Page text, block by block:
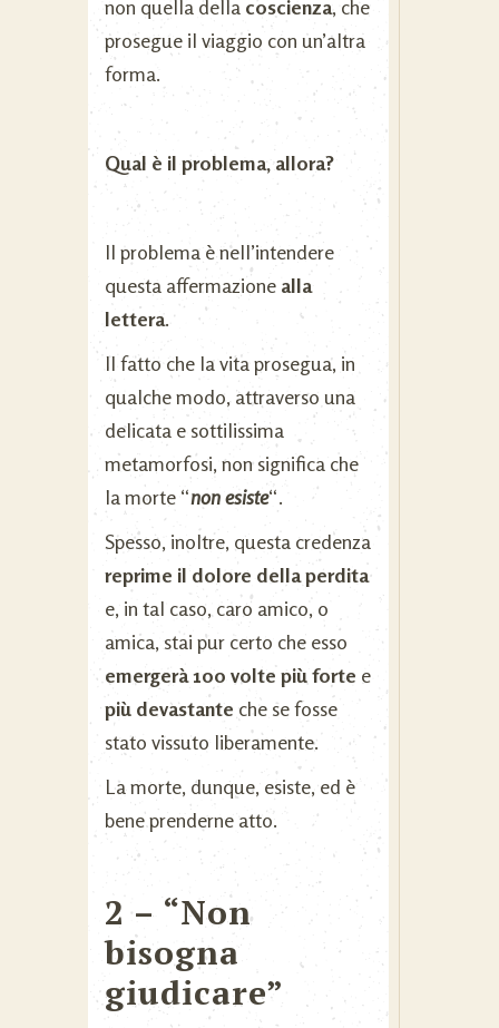
non quella della coscienza, che
prosegue il viaggio con un’altra
forma.
Qual è il problema, allora?
Il problema è nell’intendere
questa affermazione alla
lettera.
Il fatto che la vita prosegua, in
qualche modo, attraverso una
delicata e sottilissima
metamorfosi, non significa che
la morte “non esiste“.
Spesso, inoltre, questa credenza
reprime il dolore della perdita
e, in tal caso, caro amico, o
amica, stai pur certo che esso
emergerà 100 volte più forte e
più devastante che se fosse
stato vissuto liberamente.
La morte, dunque, esiste, ed è
bene prenderne atto.
2 – “Non
bisogna
giudicare”